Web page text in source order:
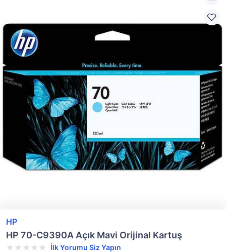
HP
HP 70-C9390A Açık Mavi Orijinal Kartuş
İlk Yorumu Siz Yapın